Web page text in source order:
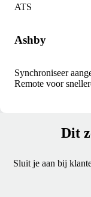
ATS
Ashby
Synchroniseer
Remote voor
Dit
Sluit je aan bij